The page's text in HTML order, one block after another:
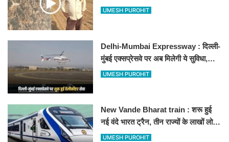
500-500 रुपए के नोट, वीडियो वायरल
UMESH PUROHIT
Delhi-Mumbai Expressway : दिल्ली-
मुंबई एक्सप्रेसवे पर अब मिलेगी ये सुविधा,
हेलीकॉप्टर सर्विस से तुरंत घायल पहुंचेगा
UMESH PUROHIT
New Vande Bharat train : शरू हुई
नई वंदे भारत ट्रैन, तीन राज्यों के लाखों लोगों
का सफर होगा आसान, देखें पूरा रूटमैप
UMESH PUROHIT